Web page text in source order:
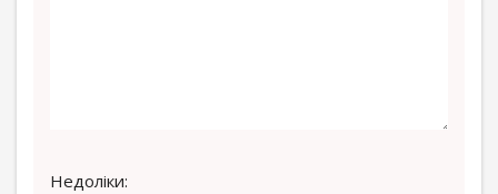
Недоліки: